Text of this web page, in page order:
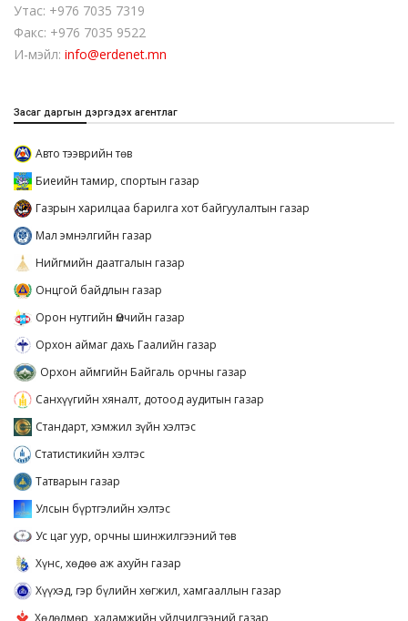
Утас: +976 7035 7319
Факс: +976 7035 9522
И-мэйл: info@erdenet.mn
Засаг даргын дэргэдэх агентлаг
Авто тээврийн төв
Биеийн тамир, спортын газар
Газрын харилцаа барилга хот байгуулалтын газар
Мал эмнэлгийн газар
Нийгмийн даатгалын газар
Онцгой байдлын газар
Орон нутгийн Өмчийн газар
Орхон аймаг дахь Гаалийн газар
Орхон аймгийн Байгаль орчны газар
Санхүүгийн хяналт, дотоод аудитын газар
Стандарт, хэмжил зүйн хэлтэс
Статистикийн хэлтэс
Татварын газар
Улсын бүртгэлийн хэлтэс
Ус цаг уур, орчны шинжилгээний төв
Хүнс, хөдөө аж ахуйн газар
Хүүхэд, гэр бүлийн хөгжил, хамгааллын газар
Хөдөлмөр, халамжийн үйлчилгээний газар